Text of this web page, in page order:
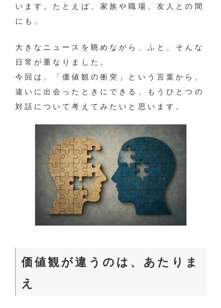
います。たとえば、家族や職場、友人との間
にも。
大きなニュースを眺めながら、ふと、そんな
日常が重なりました。
今回は、「価値観の衝突」という言葉から、
違いに出会ったときにできる、もうひとつの
対話について考えてみたいと思います。
価値観が違うのは、あたりま
え